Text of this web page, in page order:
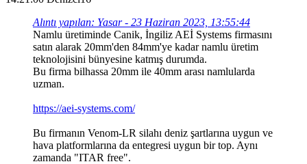
Alıntı yapılan: Yasar - 23 Haziran 2023, 13:55:44
Namlu üretiminde Canik, İngiliz AEİ Systems firmasını
satın alarak 20mm'den 84mm'ye kadar namlu üretim
teknolojisini bünyesine katmış durumda.
Bu firma bilhassa 20mm ile 40mm arası namlularda
uzman.
https://aei-systems.com/
Bu firmanın Venom-LR silahı deniz şartlarına uygun ve
hava platformlarına da entegresi uygun bir top. Aynı
zamanda "ITAR free".